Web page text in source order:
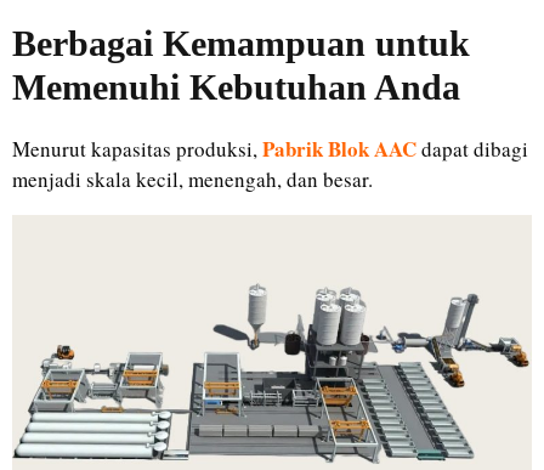
Berbagai Kemampuan untuk
Memenuhi Kebutuhan Anda
Menurut kapasitas produksi, Pabrik Blok AACdapat dibagi
menjadi skala kecil, menengah, dan besar.